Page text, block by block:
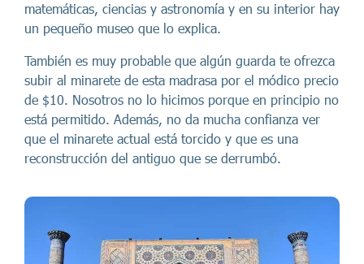
matemáticas, ciencias y astronomía y en su interior hay
un pequeño museo que lo explica.
También es muy probable que algún guarda te ofrezca
subir al minarete de esta madrasa por el módico precio
de $10. Nosotros no lo hicimos porque en principio no
está permitido. Además, no da mucha confianza ver
que el minarete actual está torcido y que es una
reconstrucción del antiguo que se derrumbó.